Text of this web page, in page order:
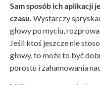
Sam sposób ich aplikacji
czasu. Wystarczy
głowy po myciu,
Jeśli ktoś jeszcze nie
głowy, to może to być
porostu i zahamowania